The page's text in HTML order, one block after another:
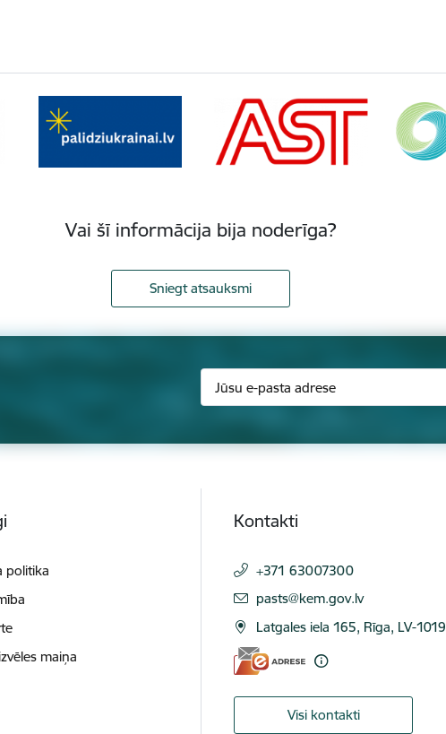
Vai šī informācija bija noderīga?
Sniegt atsauksmi
politika
maiņa
Kontakti
+371 63007300
E-pasts:
pasts@kem.gov.lv
Latgales iela 165, Rīga, LV-1019
Visi kontakti